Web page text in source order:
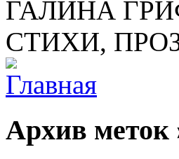
ГАЛИНА
СТИХИ,
Архив меток